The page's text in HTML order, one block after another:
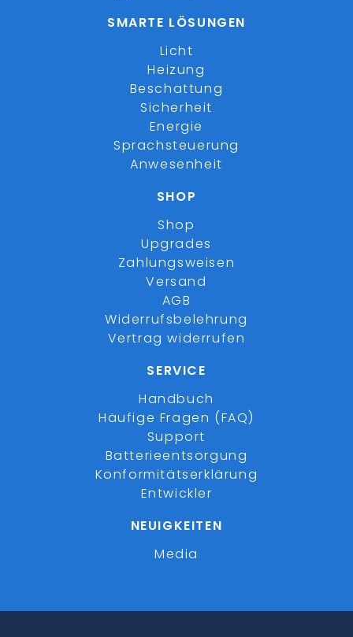
SMARTE LÖSUNGEN
Licht
Heizung
Beschattung
Sicherheit
Energie
Sprachsteuerung
Anwesenheit
SHOP
Shop
Upgrades
Zahlungsweisen
Versand
AGB
Widerrufsbelehrung
Vertrag widerrufen
SERVICE
Handbuch
Häufige Fragen (FAQ)
Support
Batterieentsorgung
Konformitätserklärung
Entwickler
NEUIGKEITEN
Media